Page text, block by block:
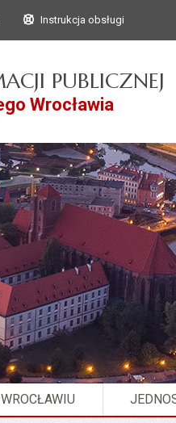
treściInstrukcja obsługi
PUBLICZNEJ
Wrocławia